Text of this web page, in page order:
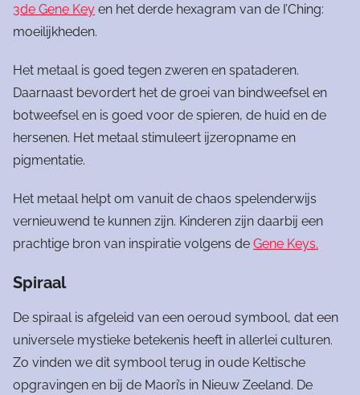
3de Gene Key en het derde hexagram van de I’Ching:
moeilijkheden.
Het metaal is goed tegen zweren en spataderen.
Daarnaast bevordert het de groei van bindweefsel en
botweefsel en is goed voor de spieren, de huid en de
hersenen. Het metaal stimuleert ijzeropname en
pigmentatie.
Het metaal helpt om vanuit de chaos spelenderwijs
vernieuwend te kunnen zijn. Kinderen zijn daarbij een
prachtige bron van inspiratie volgens de Gene Keys.
Spiraal
De spiraal is afgeleid van een oeroud symbool, dat een
universele mystieke betekenis heeft in allerlei culturen.
Zo vinden we dit symbool terug in oude Keltische
opgravingen en bij de Maori’s in Nieuw Zeeland. De